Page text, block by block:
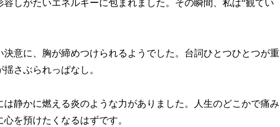
しがたいエネルギーに包まれました。その瞬間、私は“観てい
意に、胸が締めつけられるようでした。台詞ひとつひとつが重
さぶられっぱなし。
静かに燃える炎のような力がありました。人生のどこかで痛み
を預けたくなるはずです。